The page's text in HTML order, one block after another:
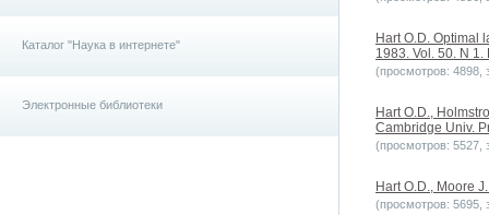
Каталог "Наука в интернете"
Электронные библиотеки
Hart O.D. Optimal
1983. Vol. 50. N 1.
(просмотров: 4898,
Hart O.D.,
Cambridge Univ.
(просмотров: 5527,
Hart O.D., Moore
(просмотров: 5695,